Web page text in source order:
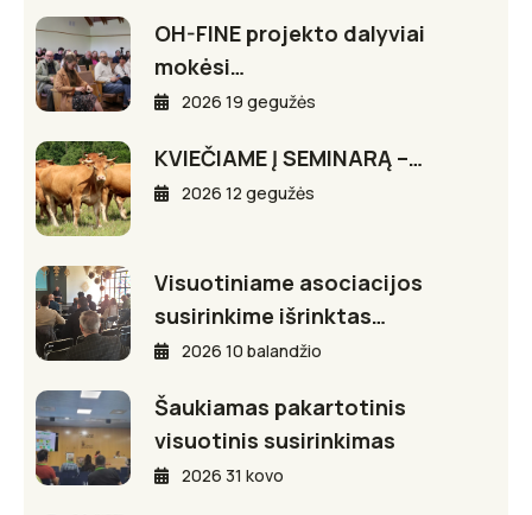
OH-FINE projekto dalyviai
mokėsi…
2026 19 gegužės
KVIEČIAME Į SEMINARĄ –…
2026 12 gegužės
Visuotiniame asociacijos
susirinkime išrinktas…
2026 10 balandžio
Šaukiamas pakartotinis
visuotinis susirinkimas
2026 31 kovo